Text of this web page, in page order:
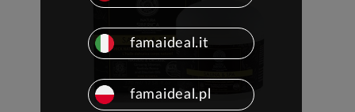
famaideal.it
famaideal.pl